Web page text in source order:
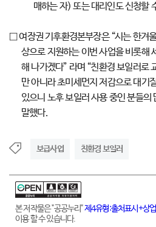
매하는 자) 또는 대리인도 신청할
□ 여장권 기후환경본부장은 “시는 한겨
상으로 지원하는 이번 사업을 비롯해
해 나가겠다” 라며 “친환경 보일러로
만 아니라 초미세먼지 저감으로 대기
있으니 노후 보일러 사용 중인 분들의
말했다.
보급사업 친환경 보일러
본 저작물은 "공공누리"제4유형:출처표시+상
이용 할 수 있습니다.